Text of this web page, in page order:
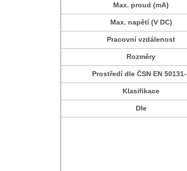
Max. proud (mA)
Max. napětí (V DC)
Pracovní vzdálenost
Rozměry
Prostředí dle ČSN EN
Klasifikace
Dle